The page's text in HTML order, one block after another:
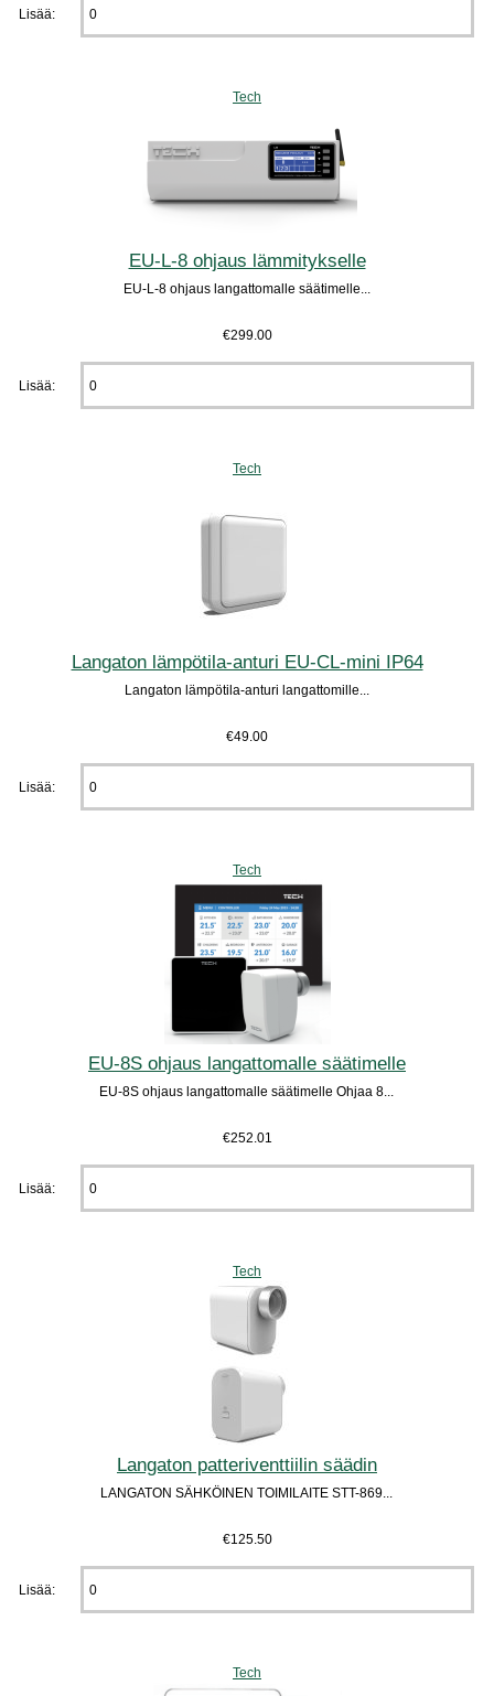
Lisää:
Tech
EU-L-8 ohjaus lämmitykselle
EU-L-8 ohjaus langattomalle säätimelle...
€299.00
Lisää:
Tech
Langaton lämpötila-anturi EU-CL-mini IP64
Langaton lämpötila-anturi langattomille...
€49.00
Lisää:
Tech
EU-8S ohjaus langattomalle säätimelle
EU-8S ohjaus langattomalle säätimelle Ohjaa 8...
€252.01
Lisää:
Tech
Langaton patteriventtiilin säädin
LANGATON SÄHKÖINEN TOIMILAITE STT-869...
€125.50
Lisää:
Tech